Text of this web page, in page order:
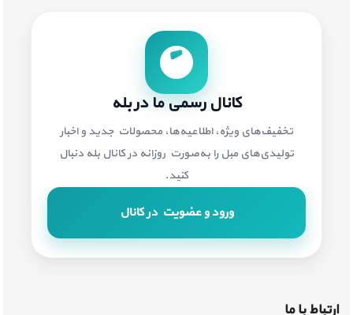
کانال رسمی ما در بله
تخفیف‌های ویژه، اطلاعیه‌ها، محصولات جدید و اخبار
تولیدی‌های مبل را به‌صورت روزانه در کانال بله دنبال
کنید.
ورود و عضویت در کانال
ارتباط با ما